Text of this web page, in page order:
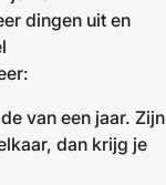
dingen uit en
van een jaar. Zijn
dan krijg je